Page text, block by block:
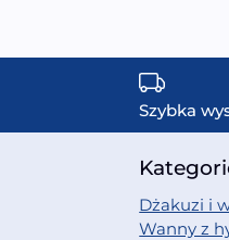
Szybka
Dżakuzi i
Wanny z